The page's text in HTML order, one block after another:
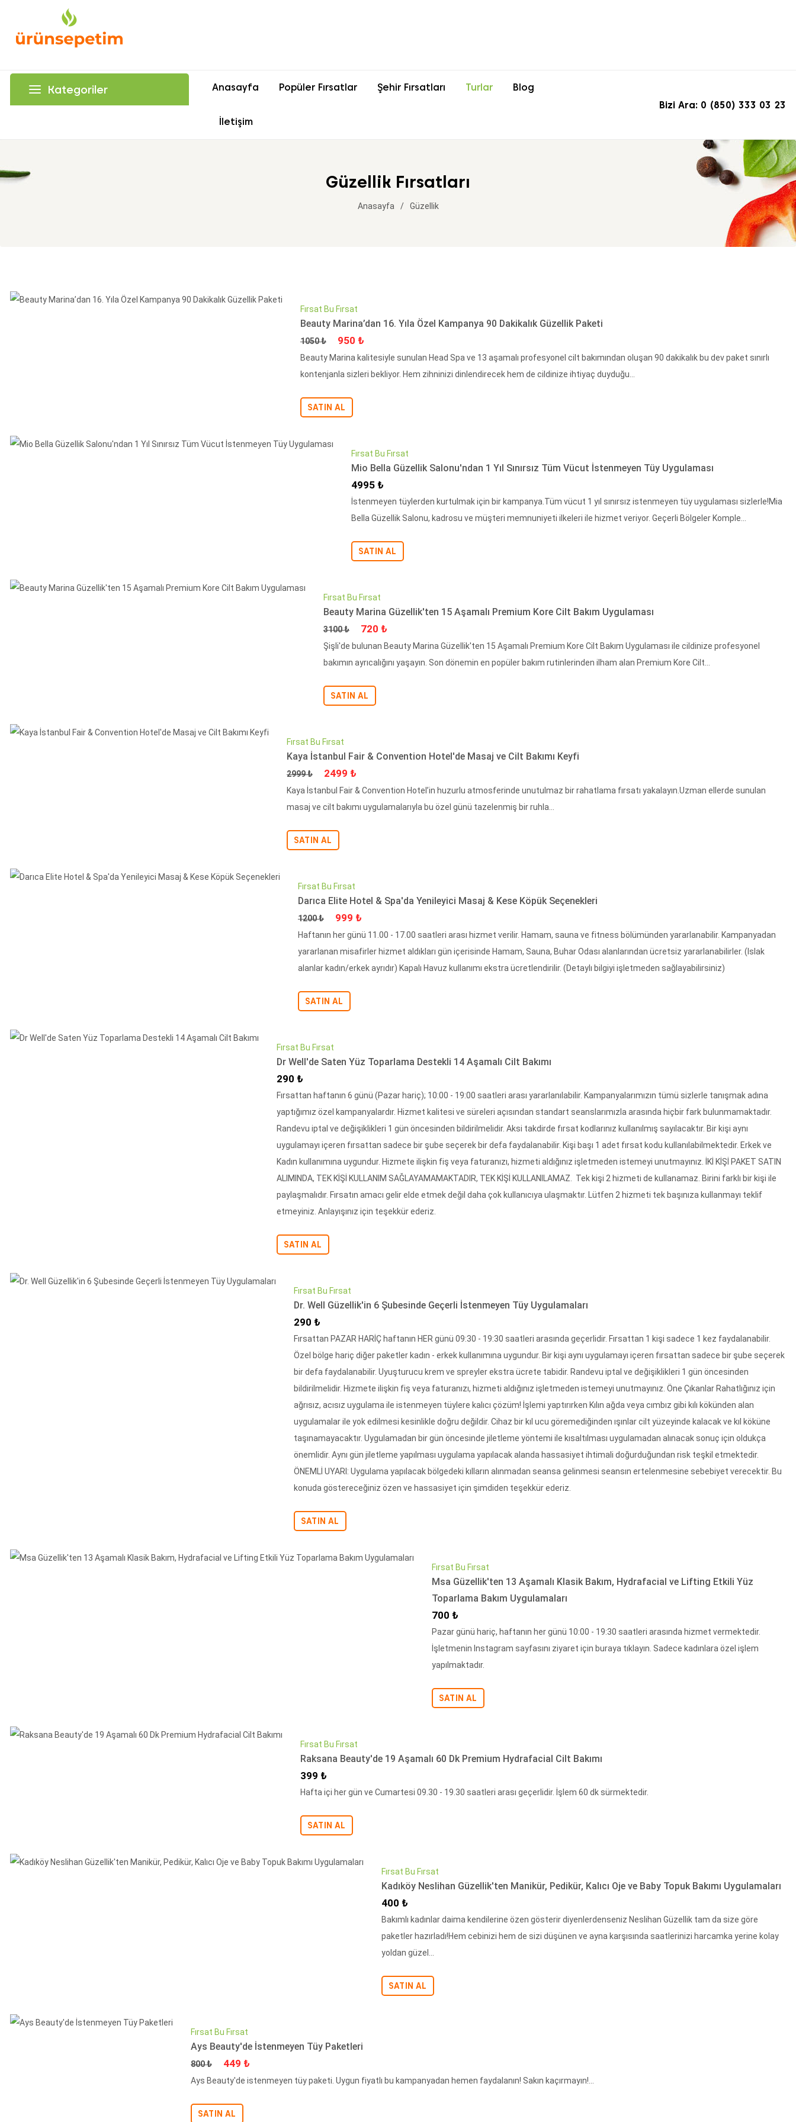
Kategoriler Anasayfa Popüler Fırsatlar Şehir Fırsatları Turlar Blog
İletişim
Bizi Ara: 0 (850) 333 03 23
Güzellik Fırsatları
Anasayfa Güzellik
Fırsat Bu Fırsat
Beauty Marina’dan 16. Yıla Özel Kampanya 90 Dakikalık Güzellik Paketi
Fiyat
1050 ₺ İndirimli Fiyat
950 ₺
Beauty Marina kalitesiyle sunulan Head Spa ve 13 aşamalı profesyonel cilt bakımından oluşan 90 dakikalık bu dev paket sınırlı
kontenjanla sizleri bekliyor. Hem zihninizi dinlendirecek hem de cildinize ihtiyaç duyduğu...
SATIN AL
Fırsat Bu Fırsat
Mio Bella Güzellik Salonu'ndan 1 Yıl Sınırsız Tüm Vücut İstenmeyen Tüy Uygulaması
İndirimli Fiyat
4995 ₺
İstenmeyen tüylerden kurtulmak için bir kampanya.Tüm vücut 1 yıl sınırsız istenmeyen tüy uygulaması sizlerle!Mia
Bella Güzellik Salonu, kadrosu ve müşteri memnuniyeti ilkeleri ile hizmet veriyor. Geçerli Bölgeler Komple...
SATIN AL
Fırsat Bu Fırsat
Beauty Marina Güzellik'ten 15 Aşamalı Premium Kore Cilt Bakım Uygulaması
Fiyat
3100 ₺ İndirimli Fiyat
720 ₺
Şişli'de bulunan Beauty Marina Güzellik'ten 15 Aşamalı Premium Kore Cilt Bakım Uygulaması ile cildinize profesyonel
bakımın ayrıcalığını yaşayın. Son dönemin en popüler bakım rutinlerinden ilham alan Premium Kore Cilt...
SATIN AL
Fırsat Bu Fırsat
Kaya İstanbul Fair & Convention Hotel'de Masaj ve Cilt Bakımı Keyfi
Fiyat
2999 ₺ İndirimli Fiyat
2499 ₺
Kaya İstanbul Fair & Convention Hotel’in huzurlu atmosferinde unutulmaz bir rahatlama fırsatı yakalayın.Uzman ellerde sunulan
masaj ve cilt bakımı uygulamalarıyla bu özel günü tazelenmiş bir ruhla...
SATIN AL
Fırsat Bu Fırsat
Darıca Elite Hotel & Spa'da Yenileyici Masaj & Kese Köpük Seçenekleri
Fiyat
1200 ₺ İndirimli Fiyat
999 ₺
Haftanın her günü 11.00 - 17.00 saatleri arası hizmet verilir. Hamam, sauna ve fitness bölümünden yararlanabilir. Kampanyadan
yararlanan misafirler hizmet aldıkları gün içerisinde Hamam, Sauna, Buhar Odası alanlarından ücretsiz yararlanabilirler. (Islak
alanlar kadın/erkek ayrıdır) Kapalı Havuz kullanımı ekstra ücretlendirilir. (Detaylı bilgiyi işletmeden sağlayabilirsiniz)
SATIN AL
Fırsat Bu Fırsat
Dr Well'de Saten Yüz Toparlama Destekli 14 Aşamalı Cilt Bakımı
İndirimli Fiyat
290 ₺
Fırsattan haftanın 6 günü (Pazar hariç); 10:00 - 19:00 saatleri arası yararlanılabilir. Kampanyalarımızın tümü sizlerle tanışmak adına
yaptığımız özel kampanyalardır. Hizmet kalitesi ve süreleri açısından standart seanslarımızla arasında hiçbir fark bulunmamaktadır.
Randevu iptal ve değişiklikleri 1 gün öncesinden bildirilmelidir. Aksi takdirde fırsat kodlarınız kullanılmış sayılacaktır. Bir kişi aynı
uygulamayı içeren fırsattan sadece bir şube seçerek bir defa faydalanabilir. Kişi başı 1 adet fırsat kodu kullanılabilmektedir. Erkek ve
Kadın kullanımına uygundur. Hizmete ilişkin fiş veya faturanızı, hizmeti aldığınız işletmeden istemeyi unutmayınız. İKİ KİŞİ PAKET SATIN
ALIMINDA, TEK KİŞİ KULLANIM SAĞLAYAMAMAKTADIR, TEK KİŞİ KULLANILAMAZ. Tek kişi 2 hizmeti de kullanamaz. Birini farklı bir kişi ile
paylaşmalıdır. Fırsatın amacı gelir elde etmek değil daha çok kullanıcıya ulaşmaktır. Lütfen 2 hizmeti tek başınıza kullanmayı teklif
etmeyiniz. Anlayışınız için teşekkür ederiz.
SATIN AL
Fırsat Bu Fırsat
Dr. Well Güzellik'in 6 Şubesinde Geçerli İstenmeyen Tüy Uygulamaları
İndirimli Fiyat
290 ₺
Fırsattan PAZAR HARİÇ haftanın HER günü 09:30 - 19:30 saatleri arasında geçerlidir. Fırsattan 1 kişi sadece 1 kez faydalanabilir.
Özel bölge hariç diğer paketler kadın - erkek kullanımına uygundur. Bir kişi aynı uygulamayı içeren fırsattan sadece bir şube seçerek
bir defa faydalanabilir. Uyuşturucu krem ve spreyler ekstra ücrete tabidir. Randevu iptal ve değişiklikleri 1 gün öncesinden
bildirilmelidir. Hizmete ilişkin fiş veya faturanızı, hizmeti aldığınız işletmeden istemeyi unutmayınız. Öne Çıkanlar Rahatlığınız için
ağrısız, acısız uygulama ile istenmeyen tüylere kalıcı çözüm! İşlemi yaptırırken Kılın ağda veya cımbız gibi kılı kökünden alan
uygulamalar ile yok edilmesi kesinlikle doğru değildir. Cihaz bir kıl ucu göremediğinden ışınlar cilt yüzeyinde kalacak ve kıl köküne
taşınamayacaktır. Uygulamadan bir gün öncesinde jiletleme yöntemi ile kısaltılması uygulamadan alınacak sonuç için oldukça
önemlidir. Aynı gün jiletleme yapılması uygulama yapılacak alanda hassasiyet ihtimali doğurduğundan risk teşkil etmektedir.
ÖNEMLİ UYARI: Uygulama yapılacak bölgedeki kılların alınmadan seansa gelinmesi seansın ertelenmesine sebebiyet verecektir. Bu
konuda göstereceğiniz özen ve hassasiyet için şimdiden teşekkür ederiz.
SATIN AL
Fırsat Bu Fırsat
Msa Güzellik'ten 13 Aşamalı Klasik Bakım, Hydrafacial ve Lifting Etkili Yüz
Toparlama Bakım Uygulamaları
İndirimli Fiyat
700 ₺
Pazar günü hariç, haftanın her günü 10:00 - 19:30 saatleri arasında hizmet vermektedir.
İşletmenin Instagram sayfasını ziyaret için buraya tıklayın. Sadece kadınlara özel işlem
yapılmaktadır.
SATIN AL
Fırsat Bu Fırsat
Raksana Beauty'de 19 Aşamalı 60 Dk Premium Hydrafacial Cilt Bakımı
İndirimli Fiyat
399 ₺
Hafta içi her gün ve Cumartesi 09.30 - 19.30 saatleri arası geçerlidir. İşlem 60 dk sürmektedir.
SATIN AL
Fırsat Bu Fırsat
Kadıköy Neslihan Güzellik'ten Manikür, Pedikür, Kalıcı Oje ve Baby Topuk Bakımı Uygulamaları
İndirimli Fiyat
400 ₺
Bakımlı kadınlar daima kendilerine özen gösterir diyenlerdenseniz Neslihan Güzellik tam da size göre
paketler hazırladı!Hem cebinizi hem de sizi düşünen ve ayna karşısında saatlerinizi harcamka yerine kolay
yoldan güzel...
SATIN AL
Fırsat Bu Fırsat
Ays Beauty'de İstenmeyen Tüy Paketleri
Fiyat
800 ₺ İndirimli Fiyat
449 ₺
Ays Beauty'de istenmeyen tüy paketi. Uygun fiyatlı bu kampanyadan hemen faydalanın! Sakın kaçırmayın!...
SATIN AL